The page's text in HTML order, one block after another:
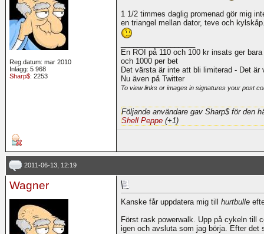
Reg.datum: mar 2010
Inlägg: 5 968
Sharp$: 2253
1 1/2 timmes daglig promenad gör mig
en triangel mellan dator, teve och
En ROI på 110 och 100 kr insats ger
och 1000 per bet
Det värsta är inte att bli limiterad - Det är
Nu även på Twitter
To view links or images in signatures your post
Följande användare gav Sharp$ för den
Shell Peppe (+1)
2011-06-13, 12:19
Wagner
Kanske får uppdatera mig till hurtbulle
Först rask powerwalk. Upp på cykeln till
igen och avsluta som jag börja. Efter